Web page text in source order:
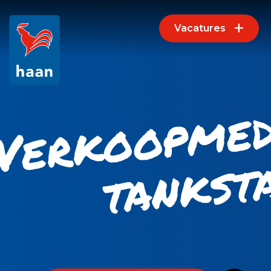
Vacatures